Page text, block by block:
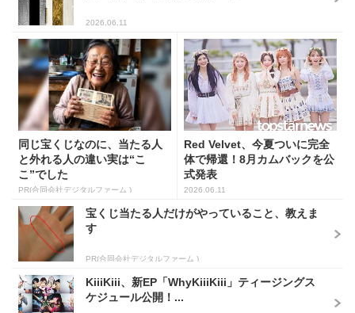
2026.06.11
同じ宝くじなのに、当たる人
と外れる人の違い実は“こ
こ”でした
PR(合同会社デジタルファーム )
Red Velvet、今夏ついに完全
体で帰還！8月カムバックを公
式発表
2026.06.11
宝くじ当たる人だけがやっていること、教えま
す
PR(合同会社デジタルファーム )
KiiiKiii、新EP「WhyKiiiKiii」ティージングス
ケジュール公開！...